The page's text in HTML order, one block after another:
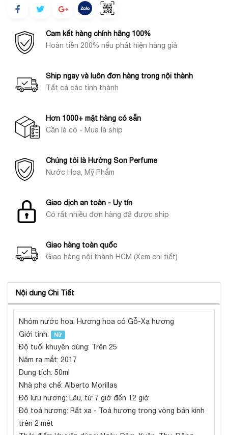
Cam kết hàng chính hãng 100%
Hoàn tiền 200% nếu phát hiện hàng giả
Ship ngay và luôn đơn hàng trong nội thành
Tất cả các tỉnh thành
Hơn 1000+ mặt hàng có sẵn
Cần là có - Mua là ship
Chúng tôi là Hường Son Perfume
Nước Hoa, Mỹ Phẩm
Giao dịch an toàn - Uy tín
Có rất nhiều đơn hàng đã được ship
Giao hàng toàn quốc
Giao hàng nội thành HCM (Xem chi tiết)
Nội dung Chi Tiết
Nhóm nước hoa: Hương hoa cỏ Gỗ-Xạ hương
Giới tính:
Nữ
Độ tuổi khuyên dùng: Trên 25
Năm ra mắt: 2017
Dung tích: 50ml
Nhà pha chế: Alberto Morillas
Độ lưu hương: Lâu, từ 7 giờ đến 12 giờ
Độ toả hương: Rất xa - Toả hương trong vòng bán kính
trên 2 mét